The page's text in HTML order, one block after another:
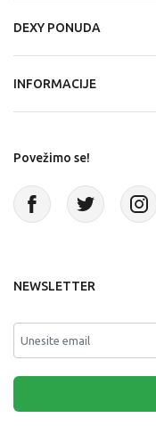
DEXY PONUDA
INFORMACIJE
Povežimo se!
NEWSLETTER